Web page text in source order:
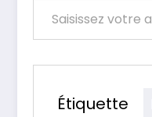
Étiquette